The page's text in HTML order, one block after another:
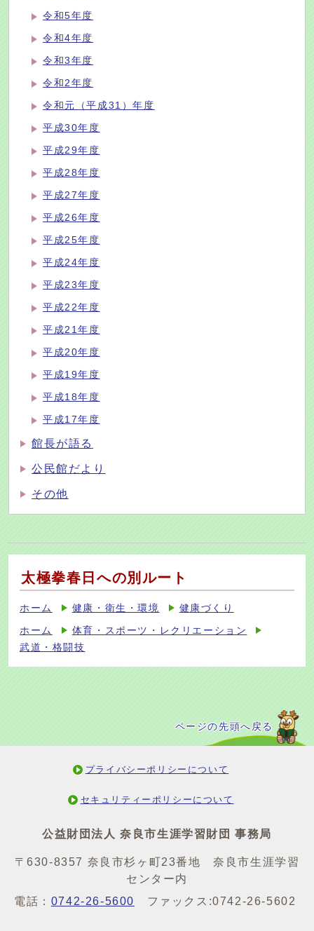
令和5年度
令和4年度
令和3年度
令和2年度
令和元（平成31）年度
平成30年度
平成29年度
平成28年度
平成27年度
平成26年度
平成25年度
平成24年度
平成23年度
平成22年度
平成21年度
平成20年度
平成19年度
平成18年度
平成17年度
館長が語る
公民館だより
その他
太極拳春日への別ルート
ホーム 健康・衛生・環境 健康づくり
ホーム
体育・スポーツ・レクリエーション
武道・格闘技
ページの先頭へ戻る
プライバシーポリシーについて
セキュリティーポリシーについて
公益財団法人 奈良市生涯学習財団 事務局
〒630-8357 奈良市杉ヶ町23番地 奈良市生涯学習
センター内
電話： 0742-26-5600 ファックス:0742-26-5602